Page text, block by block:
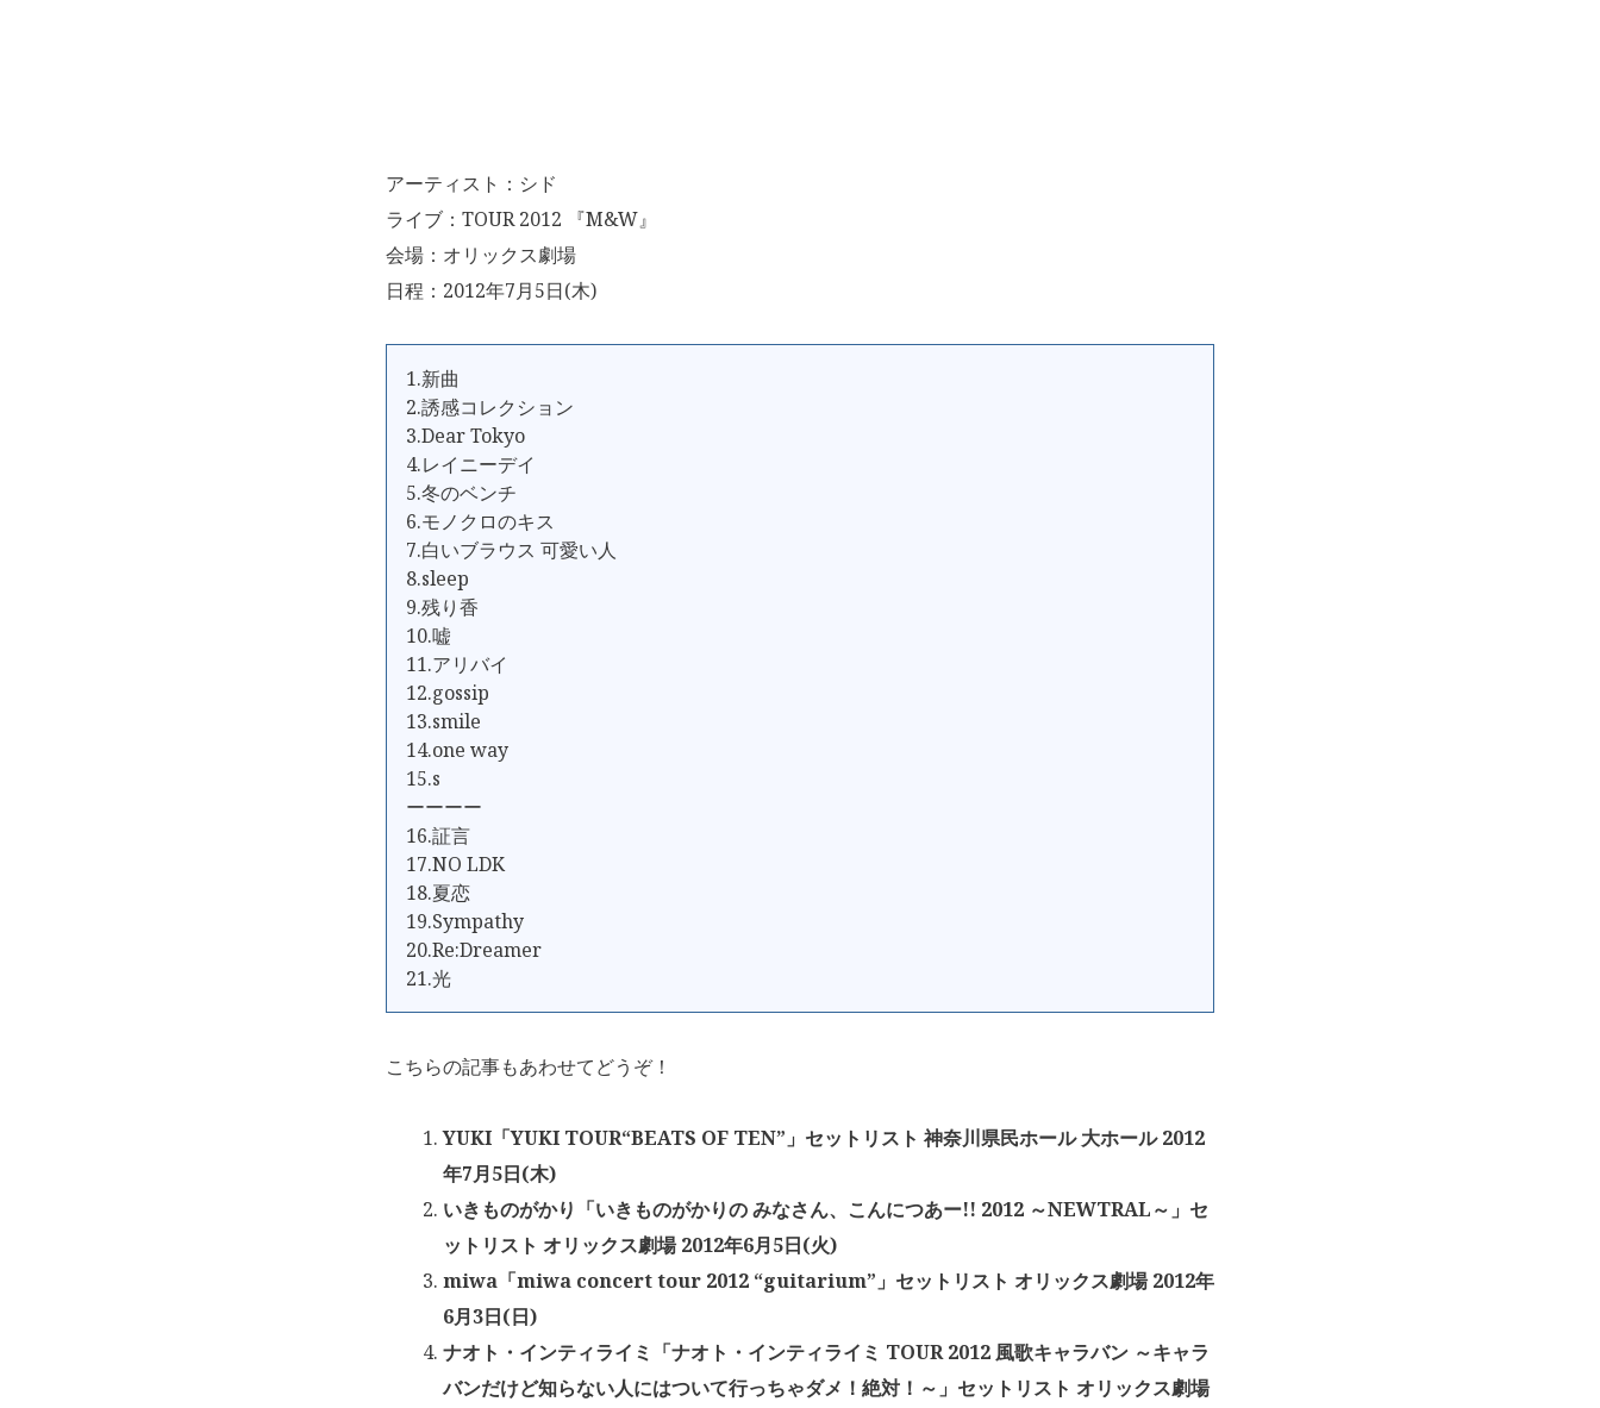
アーティスト：シド
ライブ：TOUR 2012 『M&W』
会場：オリックス劇場
日程：2012年7月5日(木)
1.新曲
2.誘感コレクション
3.Dear Tokyo
4.レイニーデイ
5.冬のベンチ
6.モノクロのキス
7.白いブラウス 可愛い人
8.sleep
9.残り香
10.嘘
11.アリバイ
12.gossip
13.smile
14.one way
15.s
ーーーー
16.証言
17.NO LDK
18.夏恋
19.Sympathy
20.Re:Dreamer
21.光
こちらの記事もあわせてどうぞ！
YUKI「YUKI TOUR“BEATS OF TEN”」セットリスト 神奈川県民ホール 大ホール 2012
年7月5日(木)
いきものがかり「いきものがかりの みなさん、こんにつあー!! 2012 ～NEWTRAL～」セ
ットリスト オリックス劇場 2012年6月5日(火)
miwa「miwa concert tour 2012 “guitarium”」セットリスト オリックス劇場 2012年
6月3日(日)
ナオト・インティライミ「ナオト・インティライミ TOUR 2012 風歌キャラバン ～キャラ
バンだけど知らない人にはついて行っちゃダメ！絶対！～」セットリスト オリックス劇場